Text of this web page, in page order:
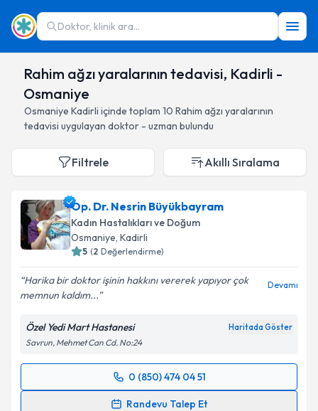
Doktor, klinik ara...
Rahim ağzı yaralarının tedavisi, Kadirli -
Osmaniye
Osmaniye Kadirli içinde toplam 10 Rahim ağzı yaralarının
tedavisi uygulayan doktor - uzman bulundu
Filtrele Akıllı Sıralama
Op. Dr. Nesrin Büyükbayram
Kadın Hastalıkları ve Doğum
Osmaniye, Kadirli
5 (2 Değerlendirme)
Harika bir doktor işinin hakkını vererek yapıyor çok
memnun kaldım...
Devamı
Özel Yedi Mart Hastanesi Haritada Göster
Savrun, Mehmet Can Cd. No:24
0 (850) 474 04 51
Randevu Talep Et
Randevu Takvimi Talebi